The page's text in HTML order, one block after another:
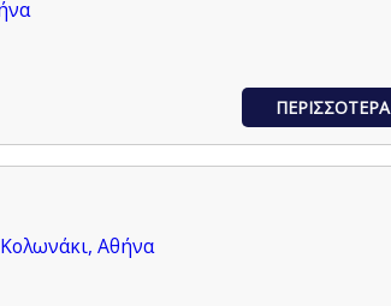
ΠΕΡΙΣΣΟΤΕΡΑ
Αθήνα